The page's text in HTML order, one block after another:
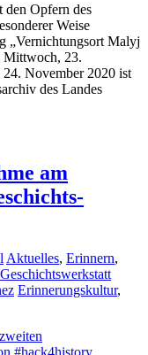
Opfern des
Weise
„Vernichtungsort Malyj
Mittwoch, 23.
November 2020 ist
des Landes
am
Aktuelles, Erinnern,
Geschichtswerkstatt
Erinnerungskultur,